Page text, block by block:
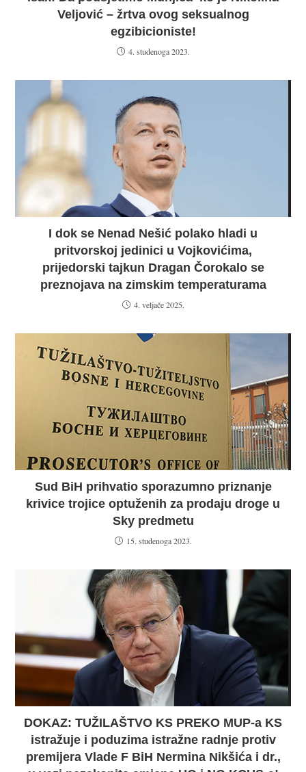
Veljović – žrtva ovog seksualnog
egzibicioniste!
4. studenoga 2023.
I dok se Nenad Nešić polako hladi u
pritvorskoj jedinici u Vojkovićima,
prijedorski tajkun Dragan Čorokalo se
preznojava na zimskim temperaturama
4. veljače 2025.
Sud BiH prihvatio sporazumno priznanje
krivice trojice optuženih za prodaju droge u
Sky predmetu
15. studenoga 2023.
DOKAZ: TUŽILAŠTVO KS PREKO MUP-a KS
istražuje i poduzima istražne radnje protiv
premijera Vlade F BiH Nermina Nikšića i dr.,